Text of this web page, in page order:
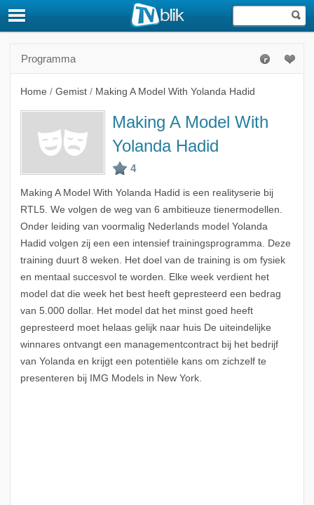
Programma
Home / Gemist / Making A Model With Yolanda Hadid
Making A Model With
Yolanda Hadid
Making A Model With Yolanda Hadid is een realityserie bij
RTL5. We volgen de weg van 6 ambitieuze tienermodellen.
Onder leiding van voormalig Nederlands model Yolanda
Hadid volgen zij een een intensief trainingsprogramma. Deze
training duurt 8 weken. Het doel van de training is om fysiek
en mentaal succesvol te worden. Elke week verdient het
model dat die week het best heeft gepresteerd een bedrag
van 5.000 dollar. Het model dat het minst goed heeft
gepresteerd moet helaas gelijk naar huis De uiteindelijke
winnares ontvangt een managementcontract bij het bedrijf
van Yolanda en krijgt een potentiële kans om zichzelf te
presenteren bij IMG Models in New York.